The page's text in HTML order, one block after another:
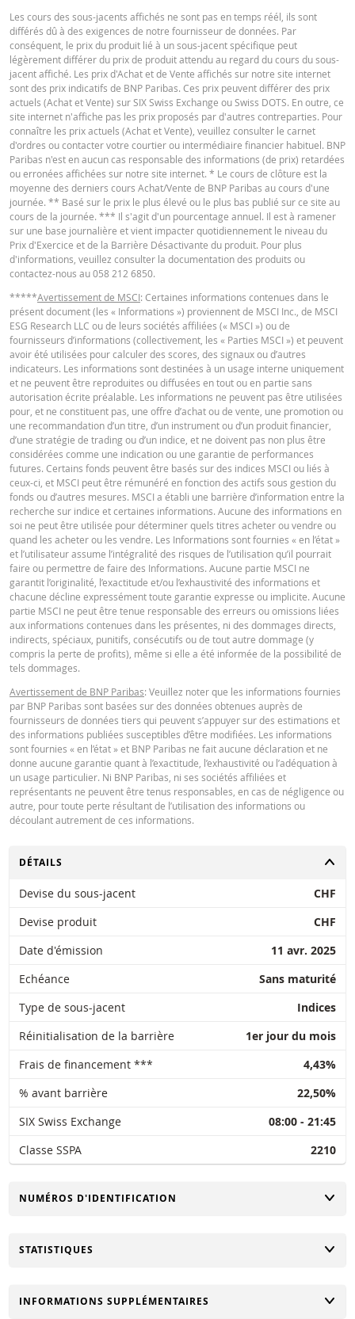
PÉRIODE
1 Jour 1 Semaine 1 An
SITUATION
ACTUELLE
NOUVELLE
SITUATION
Prix de
référence
14 516,900 -
Niveau de
financement
11 030,0531 -
Barrière
désactivante
11 250 -
Levier 4,10
-
Valeur
position (CHF)
6,97 -
Mini Future
(CHF)
6,97 -
Ce calculateur de Mini est seulement à titre informatif et ne constitue en
cas une offre ou sollicitation pour traiter ces produits. Nous n'assumons
responsabilité concernant l'exactitude, l'exhaustivité et la promptitude des
données fournies. En particulier, il doit être pris en compte que le
Mini Future ne considère aucun dividende et est basé sur la supposition que
ajustements sur la barrier désactivante peuvent être faits au jour le jour,
que les conditions des produits impliquent régulièrement des ajustements
mensuels. Ainsi, les données fournies par le calculateur de Mini Future
différer par rapport à l'actuel valeur de marché des Certificats Mini Futures.
BNP Paribas n’agit pas en tant que conseiller juridique ou fiscal, comptable
conseiller en investissement et n’a aucune obligation de fiduciaire à votre
en ce qui concerne le calculateur et / ou en relation avec des transactions
des produits émis par BNP Paribas ou d’autres transactions connexes. Vous
des recommandations de quelque nature que ce soit. Bien que les prix
soient basés sur des informations jugées fiables, leur exactitude ou leur
exhaustivité n'est pas garantie. BNP Paribas n'offre aucune garantie en ce
concerne les informations fournies par la calculatrice et décline toute
responsabilité pour tout dommage direct, indirect, spécial, accessoire,
immatériel ou consécutif (y compris le manque à gagner) résultant de
manière que ce soit de l'utilisation de la calculatrice par vous. ou vos
ou les informations contenues dans ce document. Les données de taux de
change saisies proviennent de BNP Paribas et s’appliquent strictement à la
indiquée. Les taux indiqués par la calculatrice sont indicatifs et destinés à
invitation ou une offre d'achat ou de vente de titres ou d'autres instruments
financiers. Les informations sont exclusivement destinées à être utilisées
informations, en tout ou en partie, à quelque fin que ce soit sans
disponibles sur demande auprès de BNP Paribas.
Français
Deutsch PDF
English
PROSPECTUS DE BASE
TERMSHEET
Français (Suisse) PDF
FINAL TERMS
Français (Suisse) PDF
DOCUMENT D'INFORMATIONS CLÉS
Key Information Document (DE) PDF
Key Information Document (EN)
Key Information Document (FR)
QUOTES
Latest Product Quotes
Les cours des sous-jacents affichés ne sont pas en temps réél, ils sont
différés dû à des exigences de notre fournisseur de données. Par
conséquent, le prix du produit lié à un sous-jacent spécifique peut
légèrement différer du prix de produit attendu au regard du cours du sous-
jacent affiché. Les prix d'Achat et de Vente affichés sur notre site internet
sont des prix indicatifs de BNP Paribas. Ces prix peuvent différer des prix
actuels (Achat et Vente) sur SIX Swiss Exchange ou Swiss DOTS. En outre, ce
site internet n'affiche pas les prix proposés par d'autres contreparties. Pour
connaître les prix actuels (Achat et Vente), veuillez consulter le carnet
d'ordres ou contacter votre courtier ou intermédiaire financier habituel. BNP
Paribas n'est en aucun cas responsable des informations (de prix) retardées
ou erronées affichées sur notre site internet. * Le cours de clôture est la
moyenne des derniers cours Achat/Vente de BNP Paribas au cours d'une
journée. ** Basé sur le prix le plus élevé ou le plus bas publié sur ce site au
cours de la journée. *** Il s'agit d'un pourcentage annuel. Il est à ramener
sur une base journalière et vient impacter quotidiennement le niveau du
Prix d'Exercice et de la Barrière Désactivante du produit. Pour plus
d'informations, veuillez consulter la documentation des produits ou
contactez-nous au 058 212 6850.
*****Avertissement de MSCI: Certaines informations contenues dans le
présent document (les « Informations ») proviennent de MSCI Inc., de MSCI
ESG Research LLC ou de leurs sociétés affiliées (« MSCI ») ou de
fournisseurs d’informations (collectivement, les « Parties MSCI ») et peuvent
avoir été utilisées pour calculer des scores, des signaux ou d’autres
indicateurs. Les informations sont destinées à un usage interne uniquement
et ne peuvent être reproduites ou diffusées en tout ou en partie sans
autorisation écrite préalable. Les informations ne peuvent pas être utilisées
pour, et ne constituent pas, une offre d’achat ou de vente, une promotion ou
une recommandation d’un titre, d’un instrument ou d’un produit financier,
d’une stratégie de trading ou d’un indice, et ne doivent pas non plus être
considérées comme une indication ou une garantie de performances
futures. Certains fonds peuvent être basés sur des indices MSCI ou liés à
ceux-ci, et MSCI peut être rémunéré en fonction des actifs sous gestion du
fonds ou d’autres mesures. MSCI a établi une barrière d’information entre la
recherche sur indice et certaines informations. Aucune des informations en
soi ne peut être utilisée pour déterminer quels titres acheter ou vendre ou
quand les acheter ou les vendre. Les Informations sont fournies « en l’état »
et l’utilisateur assume l’intégralité des risques de l’utilisation qu’il pourrait
faire ou permettre de faire des Informations. Aucune partie MSCI ne
garantit l’originalité, l’exactitude et/ou l’exhaustivité des informations et
chacune décline expressément toute garantie expresse ou implicite. Aucune
partie MSCI ne peut être tenue responsable des erreurs ou omissions liées
aux informations contenues dans les présentes, ni des dommages directs,
indirects, spéciaux, punitifs, consécutifs ou de tout autre dommage (y
compris la perte de profits), même si elle a été informée de la possibilité de
tels dommages.
Avertissement de BNP Paribas: Veuillez noter que les informations fournies
par BNP Paribas sont basées sur des données obtenues auprès de
fournisseurs de données tiers qui peuvent s’appuyer sur des estimations et
des informations publiées susceptibles d’être modifiées. Les informations
sont fournies « en l’état » et BNP Paribas ne fait aucune déclaration et ne
donne aucune garantie quant à l’exactitude, l’exhaustivité ou l’adéquation à
un usage particulier. Ni BNP Paribas, ni ses sociétés affiliées et
représentants ne peuvent être tenus responsables, en cas de négligence ou
autre, pour toute perte résultant de l’utilisation des informations ou
découlant autrement de ces informations.
CHANGER
DÉTAILS
Devise du sous-jacent
CHF
Devise produit
CHF
Date d'émission
11 avr. 2025
Echéance
Sans maturité
Type de sous-jacent
Indices
Réinitialisation de la barrière
1er jour du mois
Frais de financement ***
4,43%
% avant barrière
22,50%
SIX Swiss Exchange
08:00 - 21:45
Classe SSPA
2210
CHANGER
NUMÉROS D'IDENTIFICATION
CHANGER
STATISTIQUES
CHANGER
INFORMATIONS SUPPLÉMENTAIRES